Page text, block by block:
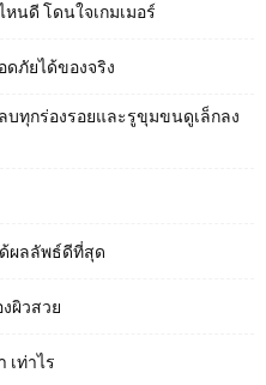
นดี โดนใจเกมเมอร์
ดภัยได้ของจริง
ทุกร่องรอยและรูขุมขนดูเล็กลง
ผลลัพธ์ดีที่สุด
ผิวสวย
เท่าไร